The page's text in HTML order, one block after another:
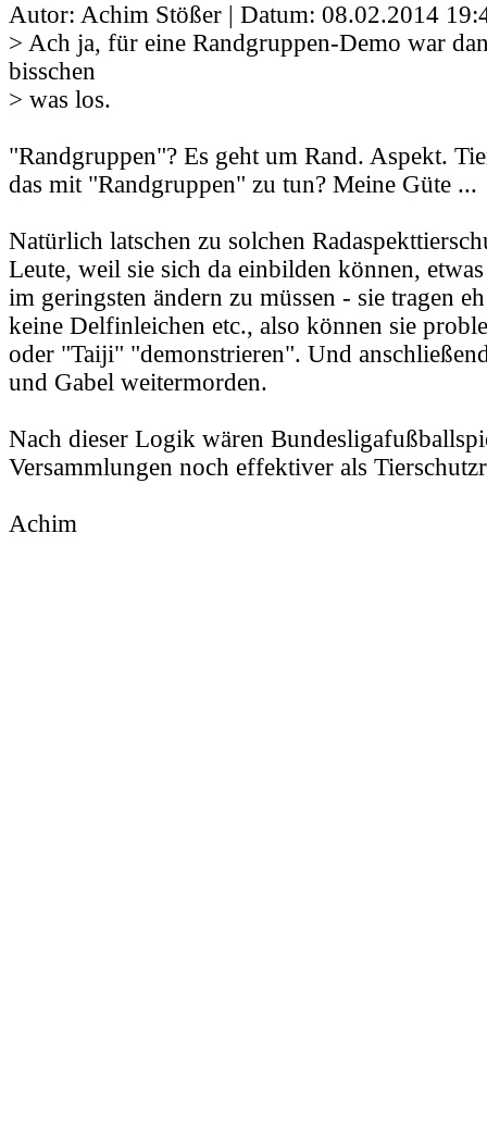
Autor: Achim Stößer | Datum: 08.02.2014
> Ach ja, für eine Randgruppen-Demo war
bisschen
> was los.
"Randgruppen"? Es geht um Rand. Aspekt.
das mit "Randgruppen" zu tun? Meine Güte ...
Natürlich latschen zu solchen
Leute, weil sie sich da einbilden können,
im geringsten ändern zu müssen - sie tragen
keine Delfinleichen etc., also können sie
oder "Taiji" "demonstrieren". Und
und Gabel weitermorden.
Nach dieser Logik wären
Versammlungen noch effektiver als
Achim